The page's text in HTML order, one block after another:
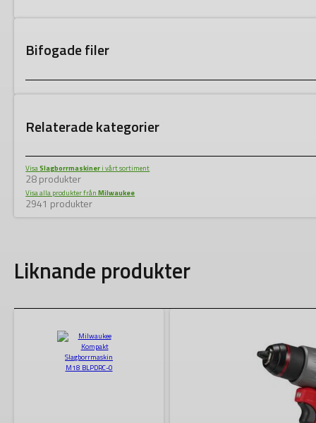
Bifogade filer
Relaterade kategorier
VisaSlagborrmaskiner i vårt sortiment
28 produkter
Visa alla produkter frånMilwaukee
2941 produkter
Liknande produkter